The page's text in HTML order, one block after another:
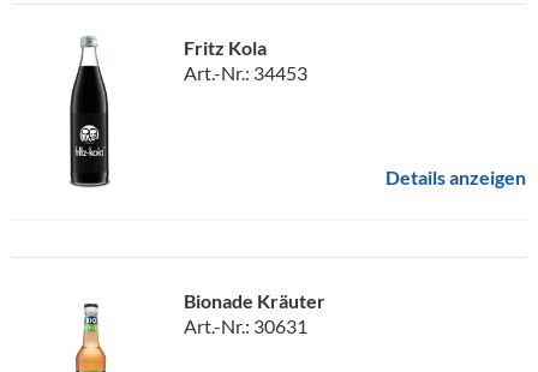
Fritz Kola
Art.-Nr.: 34453
Details anzeigen
Bionade Kräuter
Art.-Nr.: 30631